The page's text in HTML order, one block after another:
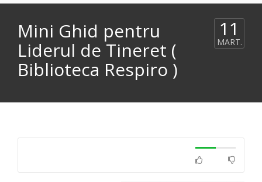
Mini Ghid pentru
Liderul de Tineret (
Biblioteca Respiro )
11
MART.